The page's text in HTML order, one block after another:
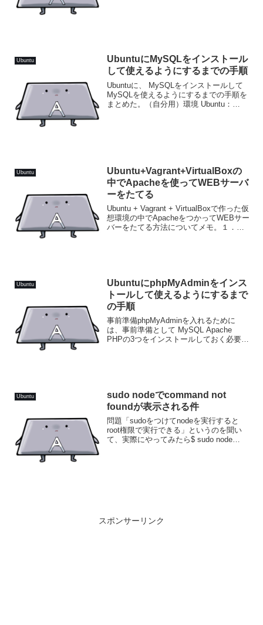
Ubuntu
UbuntuにMySQLをインストール
して使えるようにするまでの手順
Ubuntuに、 MySQLをインストールして
MySQLを使えるようにするまでの手順を
まとめた。（自分用）環境 Ubuntu：
Ubuntu
Ubuntu+Vagrant+VirtualBoxの
中でApacheを使ってWEBサーバ
ーをたてる
Ubuntu + Vagrant + VirtualBoxで作った仮
想環境の中でApacheをつかってWEBサー
バーをたてる方法についてメモ。１．
Ubuntu
UbuntuにphpMyAdminをインス
トールして使えるようにするまで
の手順
事前準備phpMyAdminを入れるために
は、事前準備として MySQL Apache
PHPの3つをインストールしておく必要が
Ubuntu
sudo nodeでcommand not
foundが表示される件
問題「sudoをつけてnodeを実行すると
root権限で実行できる」というのを聞い
て、実際にやってみたら$ sudo node
スポンサーリンク